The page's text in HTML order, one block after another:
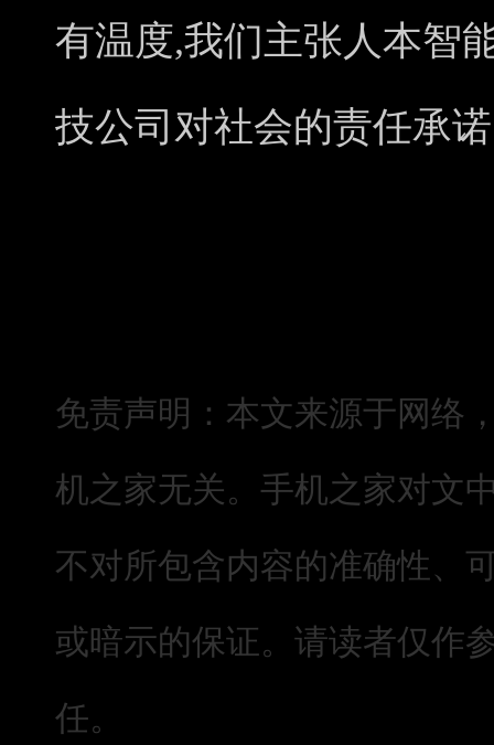
有温度,我们主张人本智
技公司对社会的责任承
免责声明：本文来源于网络
机之家无关。手机之家对文
不对所包含内容的准确性、
或暗示的保证。请读者仅作
任。